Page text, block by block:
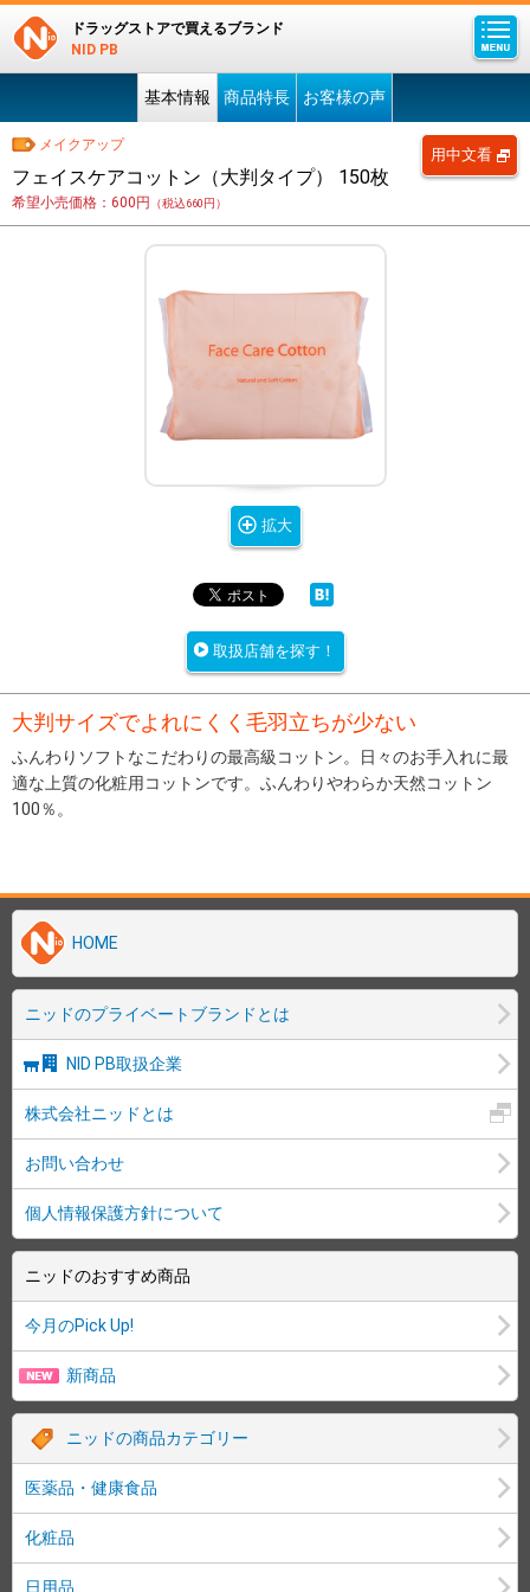
ドラッグストアで買えるブランド
NID PB
基本情報 商品特長 お客様の声
メイクアップ
フェイスケアコットン（大判タイプ） 150枚
希望小売価格：600円 （税込660円）
拡大
取扱店舗を探す！
大判サイズでよれにくく毛羽立ちが少ない
ふんわりソフトなこだわりの最高級コットン。日々のお手入れに最
適な上質の化粧用コットンです。ふんわりやわらか天然コットン
100％。
用中文看
HOME
ニッドのプライベートブランドとは
NID PB取扱企業
株式会社ニッドとは
お問い合わせ
個人情報保護方針について
ニッドのおすすめ商品
今月のPick Up!
新商品
ニッドの商品カテゴリー
医薬品・健康食品
化粧品
日用品